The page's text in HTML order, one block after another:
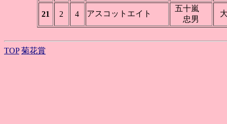
21 2 4 アスコットエイト
五十嵐
忠男
TOP 菊花賞